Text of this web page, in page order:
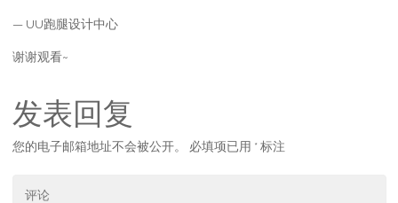
— UU跑腿设计中心
谢谢观看~
发表回复
您的电子邮箱地址不会被公开。 必填项已用 * 标注